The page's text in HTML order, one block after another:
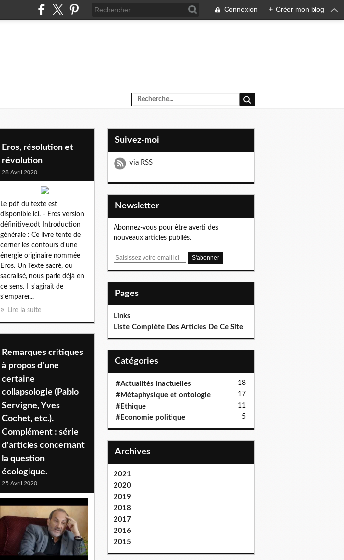
Connexion + Créer mon blog
Eros, résolution et
révolution
28 Avril 2020
Le pdf du texte est
disponible ici. - Eros version
définitive.odt Introduction
générale : Ce livre tente de
cerner les contours d'une
énergie originaire nommée
Eros. Un Texte sacré, ou
sacralisé, nous parle déjà en
ce sens. Il s'agirait de
s'emparer...
Lire la suite
Remarques critiques
à propos d'une
certaine
collapsologie (Pablo
Servigne, Yves
Cochet, etc.).
Complément : série
d'articles concernant
la question
écologique.
25 Avril 2020
Suivez-moi
via RSS
Newsletter
Abonnez-vous pour être averti des
nouveaux articles publiés.
E
Pages
Links
Liste Complète Des Articles De Ce Site
Catégories
#Actualités inactuelles 18
#Métaphysique et ontologie 17
#Ethique 11
#Economie politique 5
Archives
2021
2020
2019
2018
2017
2016
2015